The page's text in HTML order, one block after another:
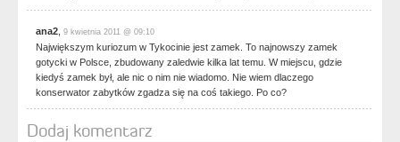
ana2 9 kwietnia 2011 @ 09:10
Największym kuriozum w Tykocinie jest zamek. To najnowszy zamek
gotycki w Polsce, zbudowany zaledwie kilka lat temu. W miejscu, gdzie
kiedyś zamek był, ale nic o nim nie wiadomo. Nie wiem dlaczego
konserwator zabytków zgadza się na coś takiego. Po co?
Dodaj komentarz